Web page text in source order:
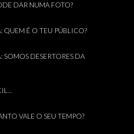
DAR NUMA FOTO?
QUEM É O TEU PÚBLICO?
SOMOS DESERTORES DA
VALE O SEU TEMPO?